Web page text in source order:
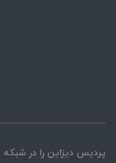
پردیس دیزاین را در